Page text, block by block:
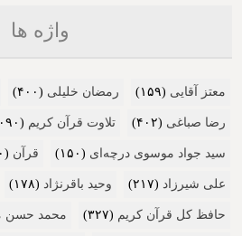
واژه ها
معتز آقایی (۱۵۹) رمضان خلیلی (۴۰۰)
رضا صباغی (۴۰۲) تلاوت قرآن کریم (۴۰۹۰)
سید جواد موسوی درچه‌ای (۱۵۰) قرآن (۳۲۰)
علی شیرزاد (۲۱۷) وحید باقرنژاد (۱۷۸)
حافظ کل قرآن کریم (۳۲۷) محمد حسن